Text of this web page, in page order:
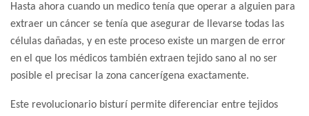
Hasta ahora cuando un medico tenía que operar a alguien para
extraer un cáncer se tenía que asegurar de llevarse todas las
células dañadas, y en este proceso existe un margen de error
en el que los médicos también extraen tejido sano al no ser
posible el precisar la zona cancerígena exactamente.
Este revolucionario bisturí permite diferenciar entre tejidos